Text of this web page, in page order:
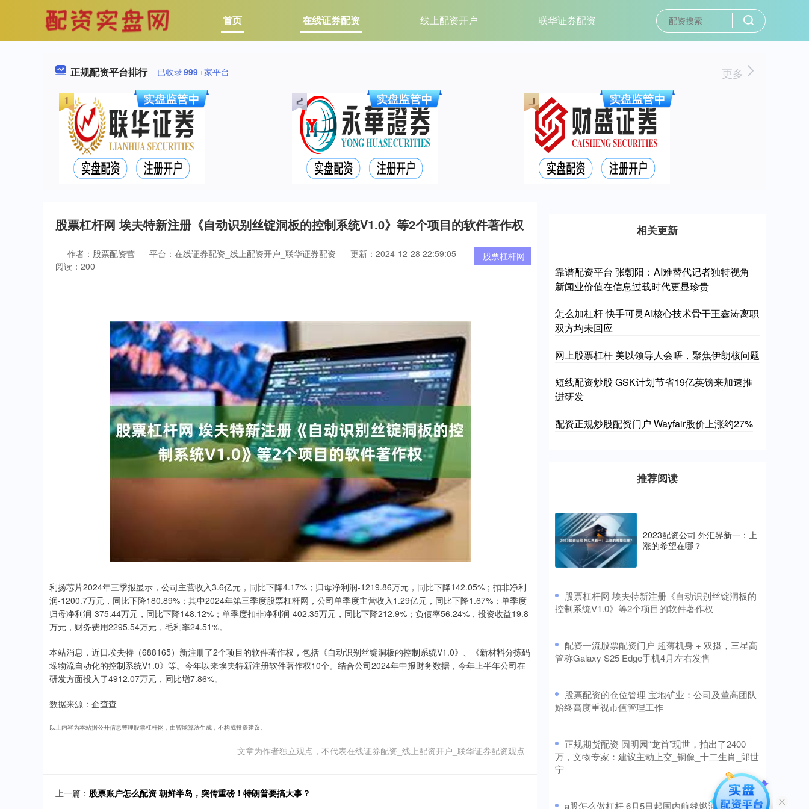
首页 在线证券配资 线上配资开户 联华证券配资
正规配资平台排行 已收录999+家平台 更多
股票杠杆网 埃夫特新注册《自动识别丝锭洞板的控制系统V1.0》等2个项目的软件著作权
股票杠杆网
作者：股票配资营 平台：在线证券配资_线上配资开户_联华证券配资
更新：2024-12-28 22:59:05
阅读：200
利扬芯片2024年三季报显示，公司主营收入3.6亿元，同比下降4.17%；归母净利润-1219.86万元，同比下降142.05%；扣非净利
润-1200.7万元，同比下降180.89%；其中2024年第三季度股票杠杆网，公司单季度主营收入1.29亿元，同比下降1.67%；单季度
归母净利润-375.44万元，同比下降148.12%；单季度扣非净利润-402.35万元，同比下降212.9%；负债率56.24%，投资收益19.8
万元，财务费用2295.54万元，毛利率24.51%。
本站消息，近日埃夫特（688165）新注册了2个项目的软件著作权，包括《自动识别丝锭洞板的控制系统V1.0》、《新材料分拣码
垛物流自动化的控制系统V1.0》等。今年以来埃夫特新注册软件著作权10个。结合公司2024年中报财务数据，今年上半年公司在
研发方面投入了4912.07万元，同比增7.86%。
数据来源：企查查
以上内容为本站据公开信息整理股票杠杆网，由智能算法生成，不构成投资建议。
文章为作者独立观点，不代表在线证券配资_线上配资开户_联华证券配资观点
上一篇： 股票账户怎么配资 朝鲜半岛，突传重磅！特朗普要搞大事？
相关更新
靠谱配资平台 张朝阳：AI难替代记者独特视角
新闻业价值在信息过载时代更显珍贵
怎么加杠杆 快手可灵AI核心技术骨干王鑫涛离职
双方均未回应
网上股票杠杆 美以领导人会晤，聚焦伊朗核问题
短线配资炒股 GSK计划节省19亿英镑来加速推
进研发
配资正规炒股配资门户 Wayfair股价上涨约27%
推荐阅读
2023配资公司 外汇界新一：上
涨的希望在哪？
​股票杠杆网 埃夫特新注册《自动识别丝锭洞板的
控制系统V1.0》等2个项目的软件著作权
​配资一流股票配资门户 超薄机身 + 双摄，三星高
管称Galaxy S25 Edge手机4月左右发售
​股票配资的仓位管理 宝地矿业：公司及董高团队
始终高度重视市值管理工作
​正规期货配资 圆明园“龙首”现世，拍出了2400
万，文物专家：建议主动上交_铜像_十二生肖_郎世
宁
​a股怎么做杠杆 6月5日起国内航线燃油附加费将